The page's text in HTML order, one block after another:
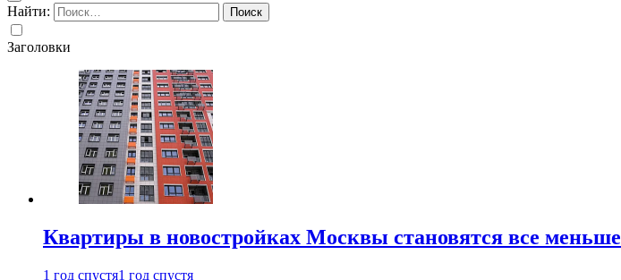
Найти:
Заголовки
Квартиры в новостройках Москвы становятся все меньше
1 год спустя1 год спустя